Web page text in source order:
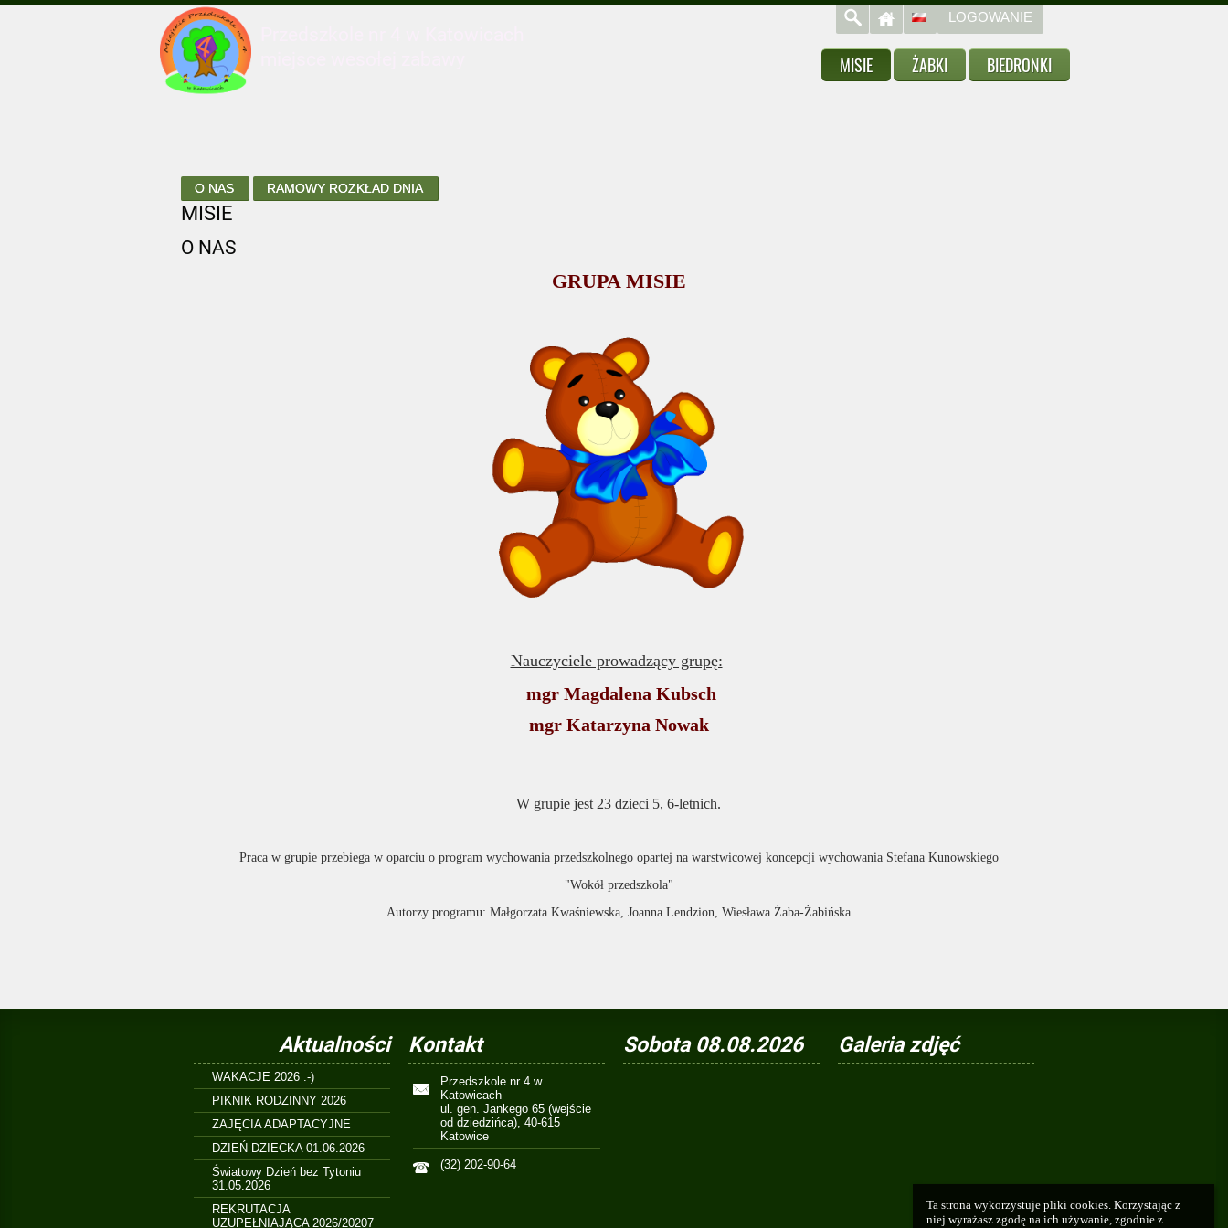
Ta strona wykorzystuje pliki cookies. Korzystając z
niej wyrażasz zgodę na ich używanie, zgodnie z
LOGOWANIE
MISIE ŻABKI BIEDRONKI
O NAS RAMOWY ROZKŁAD DNIA
MISIE
O NAS
GRUPA MISIE
Nauczyciele prowadzący grupę:
mgr Magdalena Kubsch
mgr Katarzyna Nowak
W grupie jest 23 dzieci 5, 6-letnich.
Praca w grupie przebiega w oparciu o program wychowania przedszkolnego opartej na warstwicowej koncepcji wychowania Stefana Kunowskiego
"Wokół przedszkola"
Autorzy programu: Małgorzata Kwaśniewska, Joanna Lendzion, Wiesława Żaba-Żabińska
Aktualności
WAKACJE 2026 :-)
PIKNIK RODZINNY 2026
ZAJĘCIA ADAPTACYJNE
DZIEŃ DZIECKA 01.06.2026
Światowy Dzień bez Tytoniu
31.05.2026
REKRUTACJA
UZUPEŁNIAJĄCA 2026/20207
Kontakt
Przedszkole nr 4 w
Katowicach
ul. gen. Jankego 65 (wejście
od dziedzińca), 40-615
Katowice
(32) 202-90-64
Sobota 08.08.2026 Galeria zdjęć